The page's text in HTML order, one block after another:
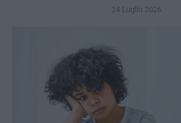
24 Luglio 2026